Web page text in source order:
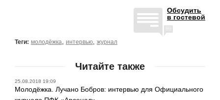
Обсудить
в гостевой
Теги: молодёжка интервью журнал
Читайте также
25.08.2018 19:09
Молодёжка. Лучано Бобров: интервью для Официального